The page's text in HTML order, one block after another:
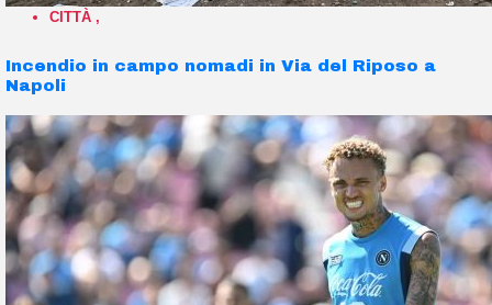
CITTÀ ,
Incendio in campo nomadi in Via del Riposo a
Napoli